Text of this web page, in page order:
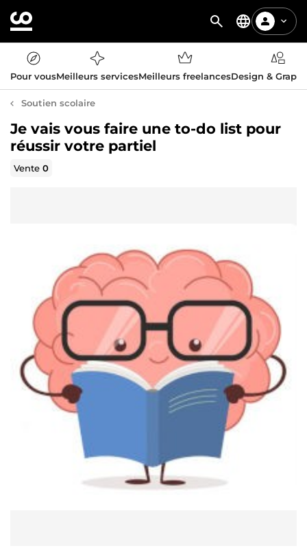
Pour vousMeilleurs servicesMeilleurs freelancesDesign &
Soutien scolaire
Je vais vous faire une to-do list pour
réussir votre partiel
Vente0